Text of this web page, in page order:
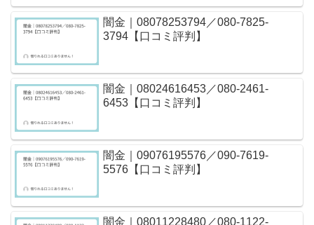
闇金｜08078253794／080-7825-
3794【口コミ評判】
闇金｜08024616453／080-2461-
6453【口コミ評判】
闇金｜09076195576／090-7619-
5576【口コミ評判】
闇金｜08011228480／080-1122-